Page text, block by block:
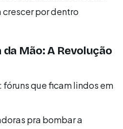
por dentro
Mão: A Revolução
fóruns que ficam lindos em
pra bombar a